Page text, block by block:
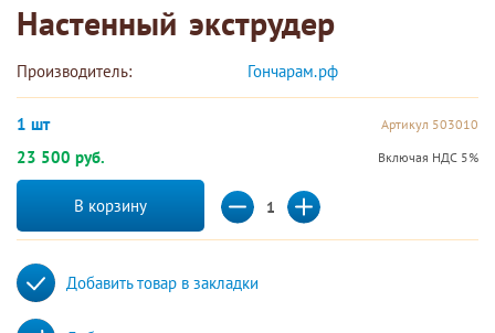
Настенный экструдер
Производитель: Гончарам.рф
1 шт Артикул 503010
23 500 руб. Включая НДС 5%
В корзину
Добавить товар в закладки